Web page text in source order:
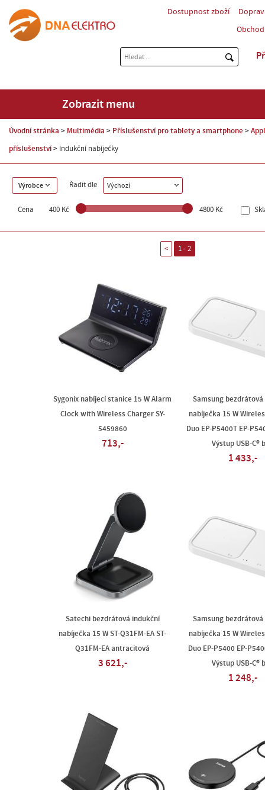
Dostupnost zboží
Zobrazit menu
Úvodní stránka Multimédia Příslušenství pro tablety a smartphone
příslušenství Indukční nabíječky
Výrobce Řadit dle Výchozí
Cena 400 Kč 4800 Kč
< 1 - 2
Sygonix nabíjecí stanice 15 W Alarm
Clock with Wireless Charger SY-
5459860
713,-
Samsung bezdrátová
nabíječka 15 W
Duo EP-P5400T EP-
Výstup USB-C®
1 433,-
Satechi bezdrátová indukční
nabíječka 15 W ST-Q31FM-EA ST-
Q31FM-EA antracitová
3 621,-
Samsung bezdrátová
nabíječka 15 W
Duo EP-P5400 EP-
Výstup USB-C®
1 248,-